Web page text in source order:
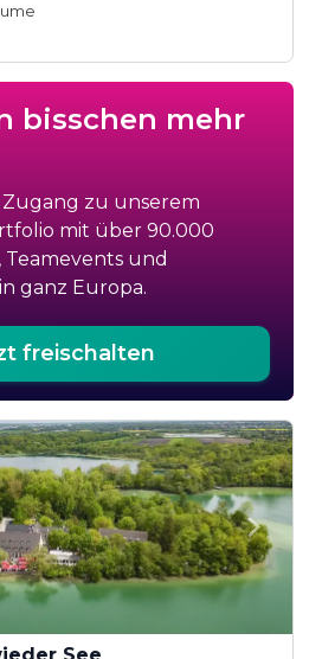
bisschen mehr
Zugang zu unserem
mit über 90.000
und
ganz Europa.
freischalten